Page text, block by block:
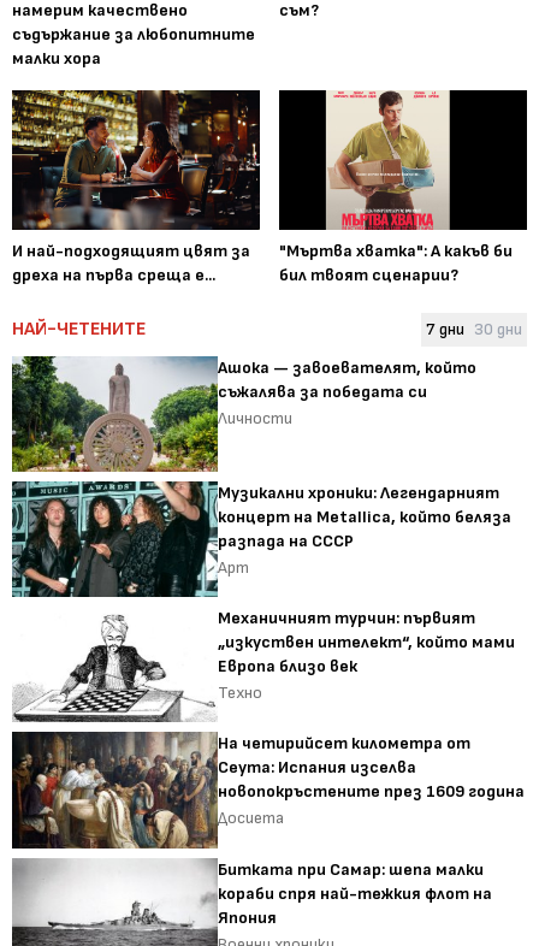
намерим качествено
съдържание за любопитните
малки хора
съм?
И най-подходящият цвят за
дреха на първа среща е...
"Мъртва хватка": А какъв би
бил твоят сценарии?
НАЙ-ЧЕТЕНИТЕ 7 дни 30 дни
Ашока — завоевателят, който
съжалява за победата си
Личности
Музикални хроники: Легендарният
концерт на Metallica, който беляза
разпада на СССР
Арт
Механичният турчин: първият
„изкуствен интелект“, който мами
Европа близо век
Техно
На четирийсет километра от
Сеута: Испания изселва
новопокръстените през 1609 година
Досиета
Битката при Самар: шепа малки
кораби спря най-тежкия флот на
Япония